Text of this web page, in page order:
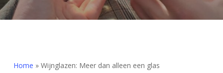
Home » Wijnglazen: Meer dan alleen een glas